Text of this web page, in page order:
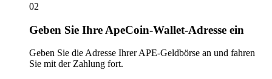
02
Geben Sie Ihre ApeCoin-Wallet-Adresse ein
Geben Sie die Adresse Ihrer APE-Geldbörse an und fahren
Sie mit der Zahlung fort.